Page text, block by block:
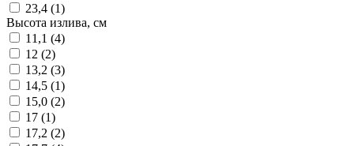
23,4 (1)
Высота излива, см
11,1 (4)
12 (2)
13,2 (3)
14,5 (1)
15,0 (2)
17 (1)
17,2 (2)